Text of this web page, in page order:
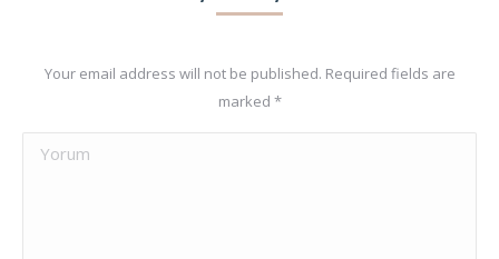
Your email address will not be published. Required fields are
marked *
Yorum